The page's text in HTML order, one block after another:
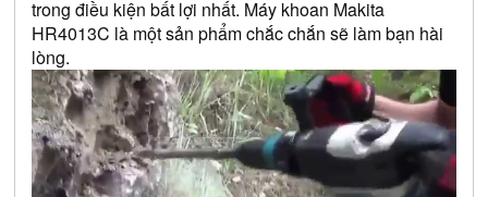
HR4013C là một sản phẩm chắc chắn sẽ làm bạn hài
lòng.